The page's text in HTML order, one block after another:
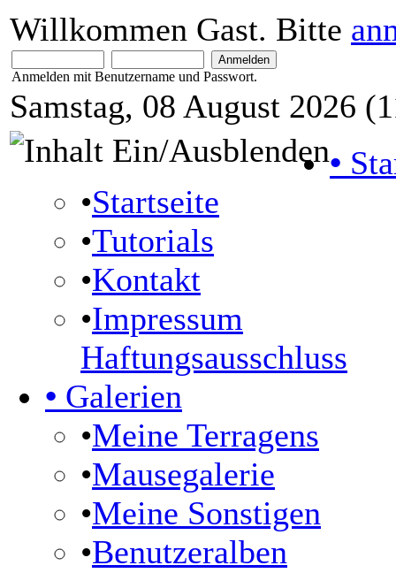
Willkommen Gast. Bitte
Anmelden mit Benutzername und Passwort.
Samstag, 08 August 2026
•
•Startseite
•Tutorials
•Kontakt
•Impressum
Haftungsausschluss
• Galerien
•Meine Terragens
•Mausegalerie
•Meine Sonstigen
•Benutzeralben